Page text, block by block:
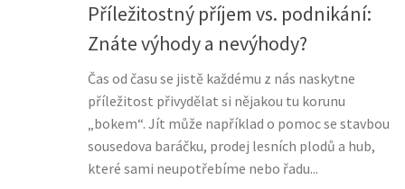
Příležitostný příjem vs. podnikání:
Znáte výhody a nevýhody?
Čas od času se jistě každému z nás naskytne
příležitost přivydělat si nějakou tu korunu
„bokem“. Jít může například o pomoc se stavbou
sousedova baráčku, prodej lesních plodů a hub,
které sami neupotřebíme nebo řadu...